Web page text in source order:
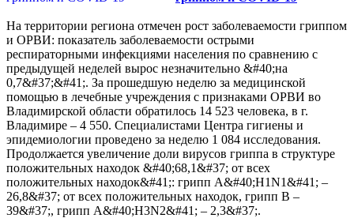
На территории региона отмечен рост заболеваемости гриппом
и ОРВИ: показатель заболеваемости острыми
респираторными инфекциями населения по сравнению с
предыдущей неделей вырос незначительно &#40;на
0,7&#37;&#41;. За прошедшую неделю за медицинской
помощью в лечебные учреждения с признаками ОРВИ во
Владимирской области обратилось 14 523 человека, в г.
Владимире – 4 550. Специалистами Центра гигиены и
эпидемиологии проведено за неделю 1 084 исследования.
Продолжается увеличение доли вирусов гриппа в структуре
положительных находок &#40;68,1&#37; от всех
положительных находок&#41;: грипп A&#40;H1N1&#41; –
26,8&#37; от всех положительных находок, грипп В –
39&#37;, грипп A&#40;H3N2&#41; – 2,3&#37;.